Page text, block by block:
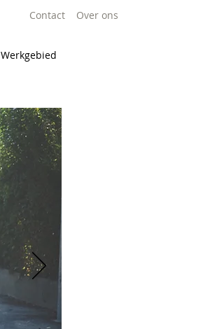
Contact
Werkgebied
Over ons